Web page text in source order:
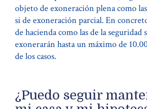
objeto de exoneración plena como
si de exoneración parcial. En
de hacienda como las de la seguridad
exonerarán hasta un máximo de
de los casos.
¿Puedo seguir